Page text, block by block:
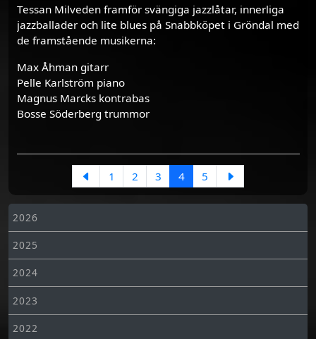
Tessan Milveden framför svängiga jazzlåtar, innerliga
jazzballader och lite blues på Snabbköpet i Gröndal med
de framstående musikerna:
Max Åhman gitarr
Pelle Karlström piano
Magnus Marcks kontrabas
Bosse Söderberg trummor
1 2 3 4 5
2026
2025
2024
2023
2022